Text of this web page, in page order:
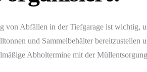
von Abfällen in der Tiefgarage ist wichtig,
und Sammelbehälter
Abholtermine mit der